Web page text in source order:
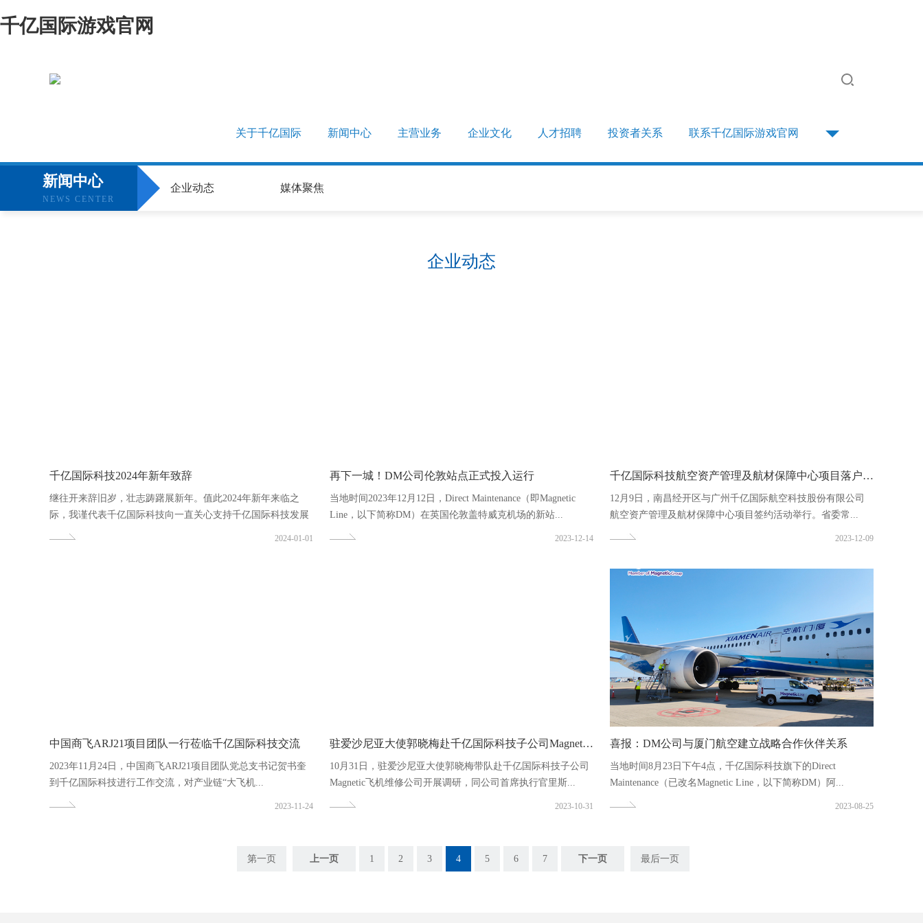
千亿国际游戏官网
关于千亿国际 新闻中心 主营业务 企业文化 人才招聘 投资者关系 联系千亿国际游戏官网
新闻中心
NEWS CENTER
企业动态 媒体聚焦
企业动态
千亿国际科技2024年新年致辞
继往开来辞旧岁，壮志踌躇展新年。值此2024年新年来临之
际，我谨代表千亿国际科技向一直关心支持千亿国际科技发展
2024-01-01
再下一城！DM公司伦敦站点正式投入运行
当地时间2023年12月12日，Direct Maintenance（即Magnetic
Line，以下简称DM）在英国伦敦盖特威克机场的新站...
2023-12-14
千亿国际科技航空资产管理及航材保障中心项目落户南昌经开...
12月9日，南昌经开区与广州千亿国际航空科技股份有限公司
航空资产管理及航材保障中心项目签约活动举行。省委常...
2023-12-09
中国商飞ARJ21项目团队一行莅临千亿国际科技交流
2023年11月24日，中国商飞ARJ21项目团队党总支书记贺书奎
到千亿国际科技进行工作交流，对产业链“大飞机...
2023-11-24
驻爱沙尼亚大使郭晓梅赴千亿国际科技子公司Magnetic飞机维...
10月31日，驻爱沙尼亚大使郭晓梅带队赴千亿国际科技子公司
Magnetic飞机维修公司开展调研，同公司首席执行官里斯...
2023-10-31
喜报：DM公司与厦门航空建立战略合作伙伴关系
当地时间8月23日下午4点，千亿国际科技旗下的Direct
Maintenance（已改名Magnetic Line，以下简称DM）阿...
2023-08-25
第一页 上一页 1 2 3 4 5 6 7 下一页 最后一页